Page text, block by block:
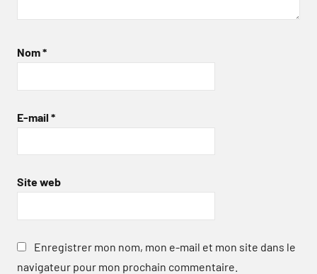
Nom*
E-mail *
Site web
Enregistrer mon nom, mon e-mail et mon site dans le
navigateur pour mon prochain commentaire.